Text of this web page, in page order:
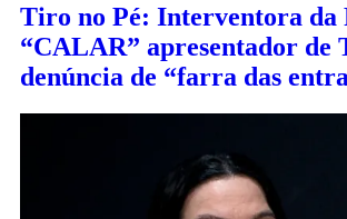
Tiro no Pé: Interventora da
“CALAR” apresentador de
denúncia de “farra das